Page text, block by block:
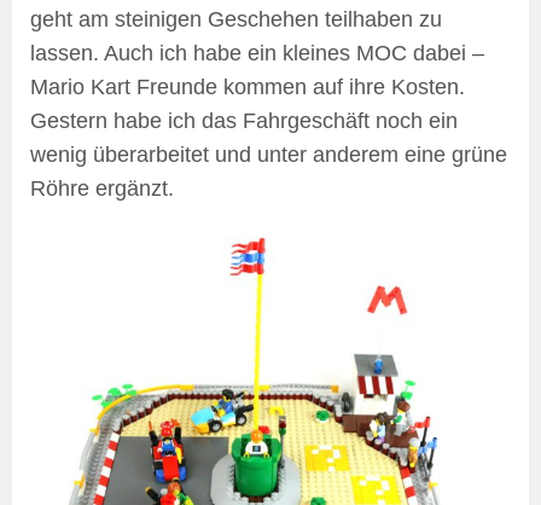
geht am steinigen Geschehen teilhaben zu
lassen. Auch ich habe ein kleines MOC dabei –
Mario Kart Freunde kommen auf ihre Kosten.
Gestern habe ich das Fahrgeschäft noch ein
wenig überarbeitet und unter anderem eine grüne
Röhre ergänzt.